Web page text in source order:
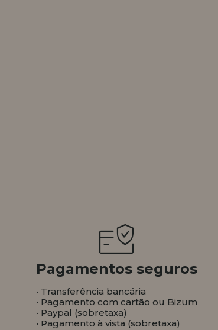
Pagamentos seguros
· Transferência bancária
· Pagamento com cartão ou Bizum
· Paypal (sobretaxa)
· Pagamento à vista (sobretaxa)